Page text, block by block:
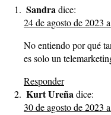
Sandradice:
24 de agosto de 2023
No entiendo por qué
es solo un
Responder
Kurt Ureñadice:
30 de agosto de 2023